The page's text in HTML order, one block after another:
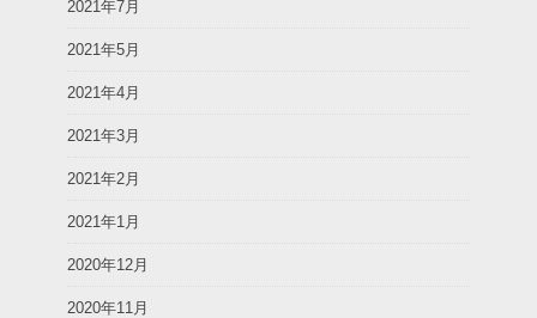
2021年7月
2021年5月
2021年4月
2021年3月
2021年2月
2021年1月
2020年12月
2020年11月